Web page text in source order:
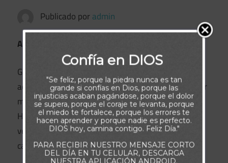
Publicado por admin
Amado Dios
Gracias por este nuevo amanecer, por la luz que
acaricia mi alma y por el aliento de vida. Gracias por
mi familia, por su amor, sus luchas y su compañía.
Hoy decido caminar con fe, creer en lo que aún no
veo, esperar en Tu tiempo perfecto y alegrarme en
cada bendición, grande o pequeña.
Confía en DIOS
"Se feliz, porque la piedra nunca es tan
grande si confías en Dios, porque las
injusticias acaban pagándose, porque el dolor
se supera, porque el coraje te levanta, porque
el miedo te fortalece, porque los errores te
hacen aprender y porque nadie es perfecto.
DIOS hoy, camina contigo. Feliz Día."
PARA RECIBIR NUESTRO MENSAJE CORTO
DEL DÍA EN TU CELULAR, DESCARGA